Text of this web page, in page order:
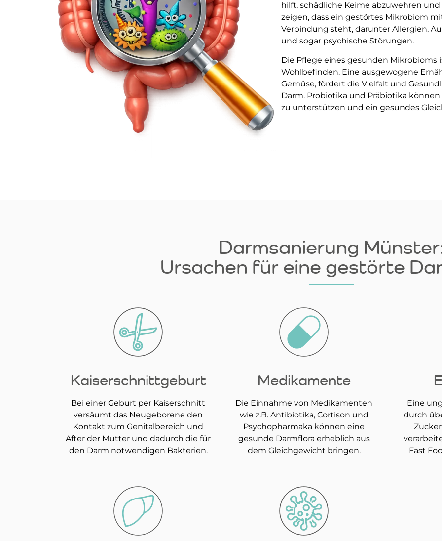
hilft, schädliche Keime abzuwehren
zeigen, dass ein gestörtes Mikrobiom
Verbindung steht, darunter Allergien,
und sogar psychische Störungen.
Die Pflege eines gesunden Mikrobioms
Wohlbefinden. Eine ausgewogene
Gemüse, fördert die Vielfalt und
Darm. Probiotika und Präbiotika
zu unterstützen und ein gesundes
Darmsanierung
Ursachen für eine gestörte
Kaiserschnittgeburt
Bei einer Geburt per Kaiserschnitt
versäumt das Neugeborene den
Kontakt zum Genitalbereich und
After der Mutter und dadurch die für
den Darm notwendigen Bakterien.
Medikamente
Die Einnahme von Medikamenten
wie z.B. Antibiotika, Cortison und
Psychopharmaka können eine
gesunde Darmflora erheblich aus
dem Gleichgewicht bringen.
Eine
durch
Fast